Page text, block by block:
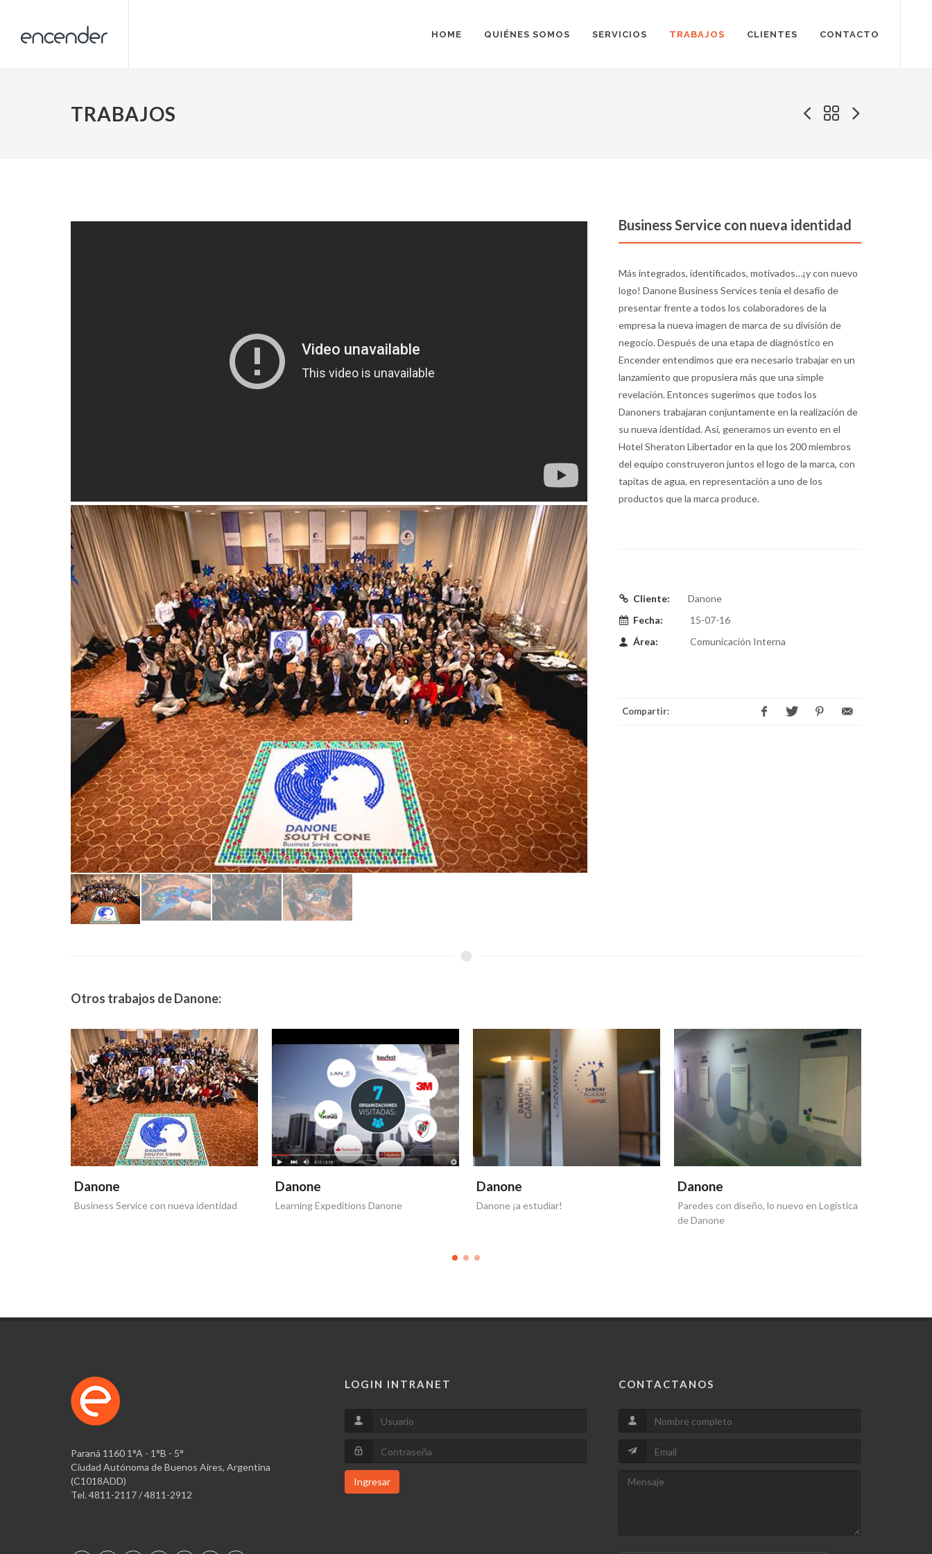
HOME QUIÉNES SOMOS SERVICIOS TRABAJOS CLIENTES CONTACTO
TRABAJOS
Business Service con nueva identidad
Más integrados, identificados, motivados…¡y con nuevo
logo! Danone Business Services tenía el desafío de
presentar frente a todos los colaboradores de la
empresa la nueva imagen de marca de su división de
negocio. Después de una etapa de diagnóstico en
Encender entendimos que era necesario trabajar en un
lanzamiento que propusiera más que una simple
revelación. Entonces sugerimos que todos los
Danoners trabajaran conjuntamente en la realización de
su nueva identidad. Así, generamos un evento en el
Hotel Sheraton Libertador en la que los 200 miembros
del equipo construyeron juntos el logo de la marca, con
tapitas de agua, en representación a uno de los
productos que la marca produce.
Cliente:
Danone
Fecha:
15-07-16
Área:
Comunicación Interna
Compartir:
Otros trabajos de Danone:
Danone
Business Service con nueva identidad
Danone
Learning Expeditions Danone
Danone
Danone ¡a estudiar!
Danone
Paredes con diseño, lo nuevo en Logística
de Danone
Paraná 1160 1°A - 1°B - 5°
Ciudad Autónoma de Buenos Aires, Argentina
(C1018ADD)
Tel. 4811-2117 / 4811-2912
LOGIN INTRANET
Ingresar
CONTACTANOS